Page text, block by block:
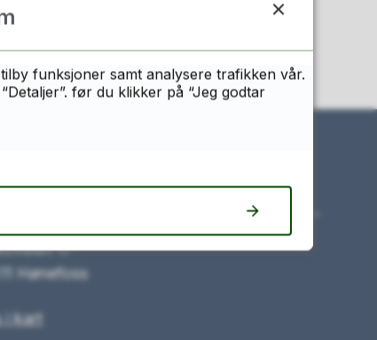
oss
17
Hønefoss
i kart
funksjoner samt analysere trafikken vår.
før du klikker på “Jeg godtar